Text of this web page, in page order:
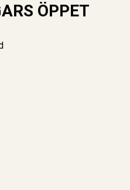
ÖPPET